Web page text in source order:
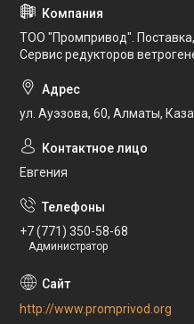
ТОО "Промпривод". Поставка,
Сервис редукторов
ул. Ауэзова, 60, Алматы,
Евгения
+7 (771) 350-58-68
Администратор
http://www.promprivod.org